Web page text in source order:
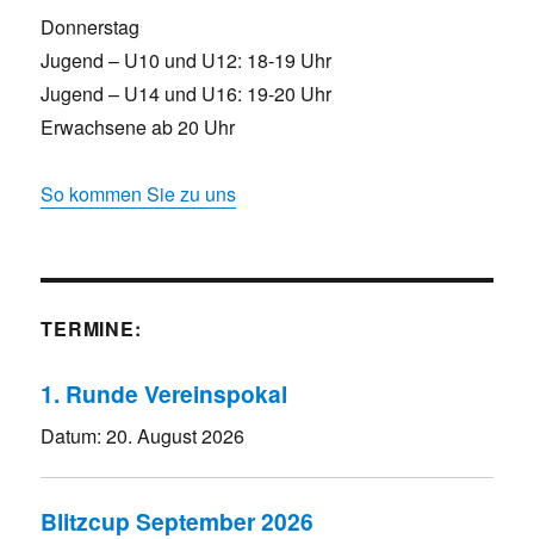
Donnerstag
Jugend – U10 und U12: 18-19 Uhr
Jugend – U14 und U16: 19-20 Uhr
Erwachsene ab 20 Uhr
So kommen Sie zu uns
TERMINE:
1. Runde Vereinspokal
Datum:20. August 2026
Blitzcup September 2026